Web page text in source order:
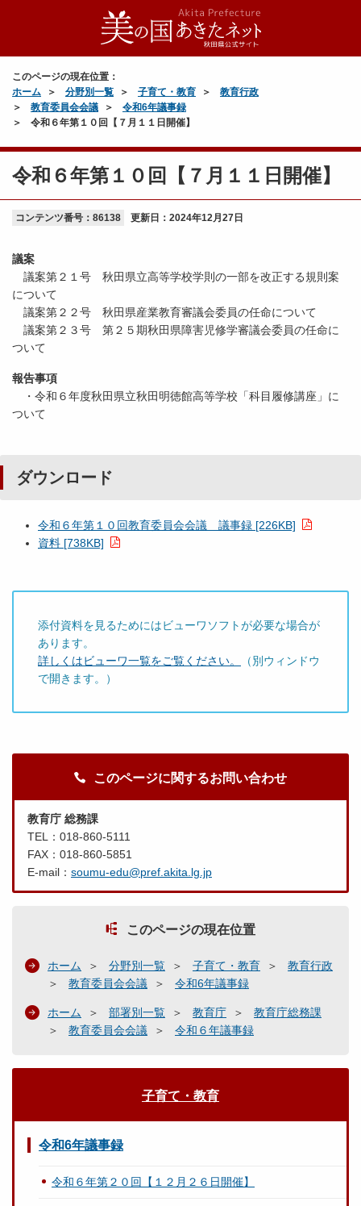
このページの現在位置：
ホーム
分野別一覧 子育て・教育
教育行政
教育委員会会議
令和6年議事録
令和６年第１０回【７月１１日開催】
令和６年第１０回【７月１１日開催】
コンテンツ番号：86138 更新日： 2024年12月27日
議案
議案第２１号 秋田県立高等学校学則の一部を改正する規則案
について
議案第２２号 秋田県産業教育審議会委員の任命について
議案第２３号 第２５期秋田県障害児修学審議会委員の任命に
ついて
報告事項
・令和６年度秋田県立秋田明徳館高等学校「科目履修講座」に
ついて
ダウンロード
令和６年第１０回教育委員会会議 議事録 [226KB]
資料 [738KB]
添付資料を見るためにはビューワソフトが必要な場合が
あります。
詳しくはビューワ一覧をご覧ください。
（別ウィンドウ
で開きます。）
このページに関するお問い合わせ
教育庁 総務課
TEL：018-860-5111
FAX：018-860-5851
E-mail： soumu-edu@pref.akita.lg.jp
このページの現在位置
ホーム 分野別一覧 子育て・教育
教育行政
教育委員会会議
令和6年議事録
ホーム 部署別一覧 教育庁
教育庁総務課
教育委員会会議
令和６年議事録
子育て・教育
令和6年議事録
令和６年第２０回【１２月２６日開催】